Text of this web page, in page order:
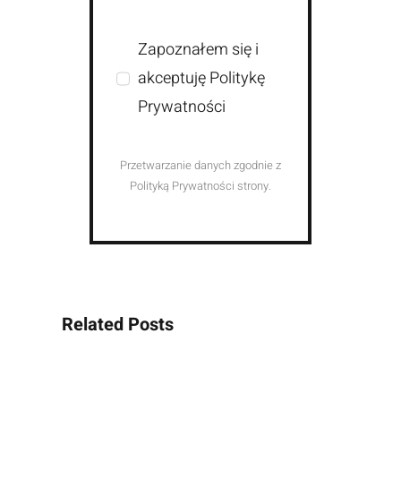
Zapoznałem się i
akceptuję Politykę
Prywatności
Przetwarzanie danych zgodnie z
Polityką Prywatności strony.
Related Posts